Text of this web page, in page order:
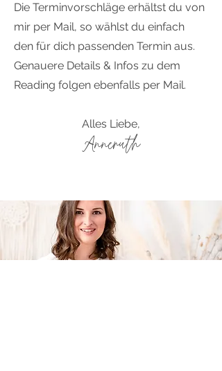
​​Die Terminvorschläge erhältst du von
mir per Mail, so wählst du einfach
den für dich passenden Termin aus.
Genauere Details & Infos zu dem
Reading folgen ebenfalls per Mail.
Alles Liebe,
Anneruth